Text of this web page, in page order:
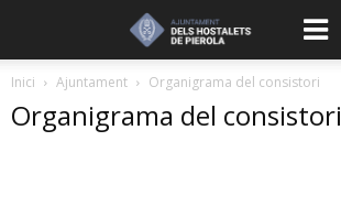
Inici Ajuntament Organigrama del consistori
Organigrama del consistori